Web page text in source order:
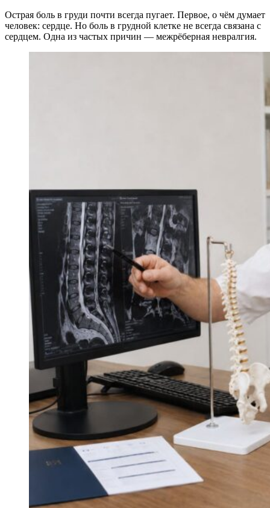
Острая боль в груди почти всегда пугает. Первое, о чём думает
человек: сердце. Но боль в грудной клетке не всегда связана с
сердцем. Одна из частых причин — межрёберная невралгия.